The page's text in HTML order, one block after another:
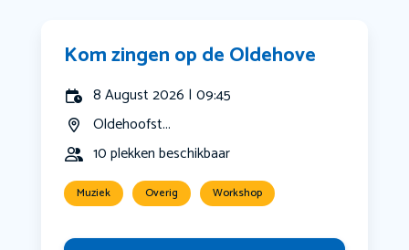
Kom zingen op de Oldehove
8 August 2026 | 09:45
Oldehoofst...
10 plekken beschikbaar
Muziek Overig Workshop